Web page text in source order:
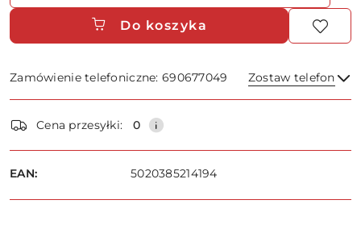
Do koszyka
Zamówienie telefoniczne: 690677049 Zostaw telefon
Wyślij
i
dostawa
Cena przesyłki: 0
EAN: 5020385214194